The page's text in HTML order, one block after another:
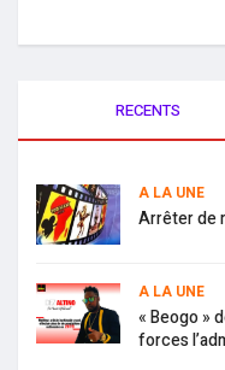
RECENTS
A LA UNE
Arrêter de
A LA UNE
« Beogo »
forces